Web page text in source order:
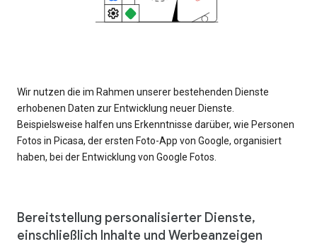
Wir nutzen die im Rahmen unserer bestehenden Dienste
erhobenen Daten zur Entwicklung neuer Dienste.
Beispielsweise halfen uns Erkenntnisse darüber, wie Personen
Fotos in Picasa, der ersten Foto-App von Google, organisiert
haben, bei der Entwicklung von Google Fotos.
Bereitstellung personalisierter Dienste,
einschließlich Inhalte und Werbeanzeigen